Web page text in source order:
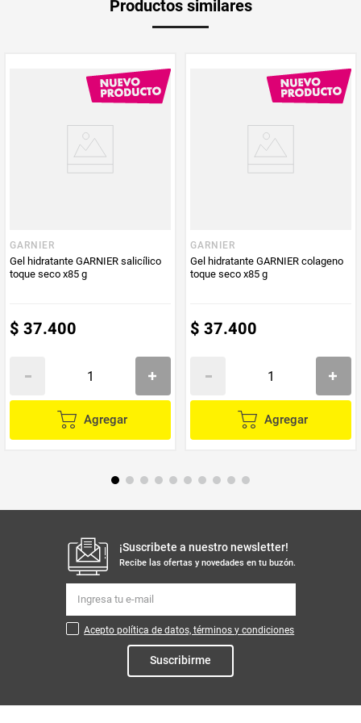
85
PUM - Unidad
de Medida
Productos similares
GARNIER
Gel hidratante GARNIER salicílico
toque seco x85 g
$ 37.400
Agregar
GARNIER
Gel hidratante GARNIER colageno
toque seco x85 g
$ 37.400
Agregar
¡Suscribete a nuestro newsletter!
Recibe las ofertas y novedades en tu buzón.
Acepto política de datos, términos y condiciones
Suscribirme